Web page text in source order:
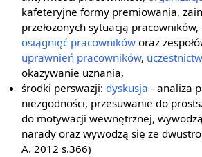
kafeteryjne formy premiowania,
przełożonych sytuacją pracowników,
osiągnięć pracowników oraz
uprawnień pracowników,
okazywanie uznania,
środki perswazji: dyskusja - analiza
niezgodności, przesuwanie do
do motywacji wewnętrznej,
narady oraz wywodzą się ze
A. 2012 s.366)